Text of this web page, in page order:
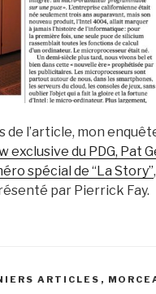
de l’article, mon
exclusive du PDG, Pat
spécial de “La Story”
par Pierrick Fay.
ARTICLES ,